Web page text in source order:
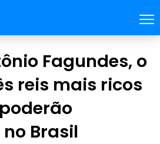
Fagundes, o
reis mais ricos
Brasil